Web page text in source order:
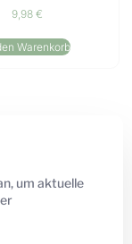
9,98€
Warenkorb
um aktuelle